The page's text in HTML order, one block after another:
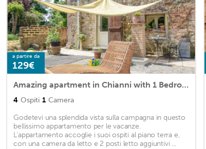
a partire da
129€
Amazing apartment in Chianni with 1 Bedrooms and WiFi
4 Ospiti 1 Camera
Godetevi una splendida vista sulla campagna in questo
bellissimo appartamento per le vacanze.
L'appartamento accoglie i suoi ospiti al piano terra e,
con una camera da letto e 2 posti letto aggiuntivi ...